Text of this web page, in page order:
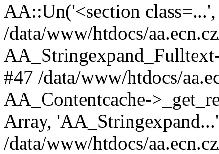
AA::Un('<section
/data/www/htdocs/
#47 /data/www/htdocs/
AA_Contentcache-
Array,
/data/www/htdocs/